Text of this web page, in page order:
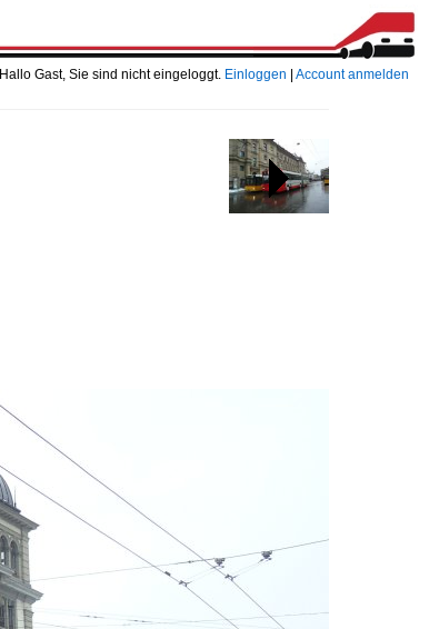
Hallo Gast, Sie sind nicht eingeloggt. Einloggen Account anmelden